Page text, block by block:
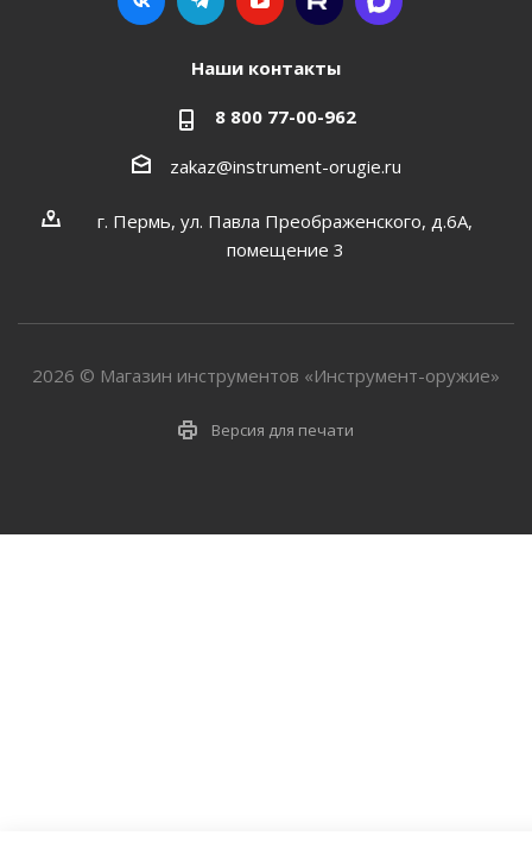
Наши контакты
8 800 77-00-962
zakaz@instrument-orugie.ru
г. Пермь, ул. Павла Преображенского, д.6А,
помещение 3
2026 © Магазин инструментов «Инструмент-оружие»
Версия для печати